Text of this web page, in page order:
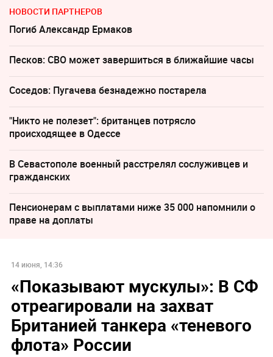
НОВОСТИ ПАРТНЕРОВ
Погиб Александр Ермаков
Песков: СВО может завершиться в ближайшие часы
Соседов: Пугачева безнадежно постарела
"Никто не полезет": британцев потрясло
происходящее в Одессе
В Севастополе военный расстрелял сослуживцев и
гражданских
Пенсионерам с выплатами ниже 35 000 напомнили о
праве на доплаты
14 июня, 14:36
«Показывают мускулы»: В СФ
отреагировали на захват
Британией танкера «теневого
флота» России